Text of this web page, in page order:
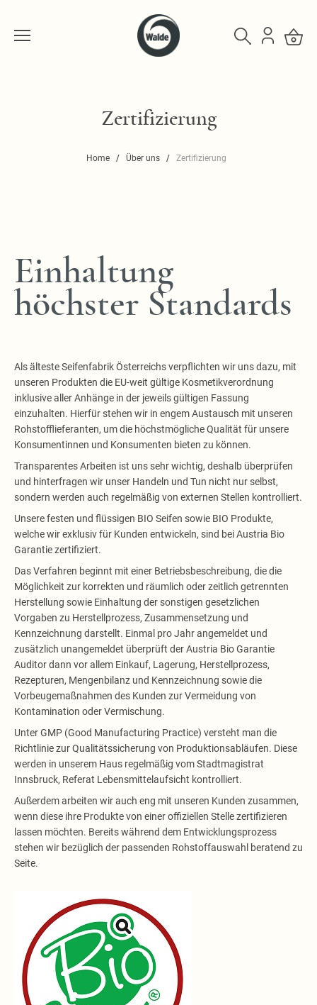
Zertifizierung
Home Über uns Zertifizierung
Einhaltung
höchster Standards
Als älteste Seifenfabrik Österreichs verpflichten wir uns dazu, mit
unseren Produkten die EU-weit gültige Kosmetikverordnung
inklusive aller Anhänge in der jeweils gültigen Fassung
einzuhalten. Hierfür stehen wir in engem Austausch mit unseren
Rohstofflieferanten, um die höchstmögliche Qualität für unsere
Konsumentinnen und Konsumenten bieten zu können.
Transparentes Arbeiten ist uns sehr wichtig, deshalb überprüfen
und hinterfragen wir unser Handeln und Tun nicht nur selbst,
sondern werden auch regelmäßig von externen Stellen kontrolliert.
Unsere festen und flüssigen BIO Seifen sowie BIO Produkte,
welche wir exklusiv für Kunden entwickeln, sind bei Austria Bio
Garantie zertifiziert.
Das Verfahren beginnt mit einer Betriebsbeschreibung, die die
Möglichkeit zur korrekten und räumlich oder zeitlich getrennten
Herstellung sowie Einhaltung der sonstigen gesetzlichen
Vorgaben zu Herstellprozess, Zusammensetzung und
Kennzeichnung darstellt. Einmal pro Jahr angemeldet und
zusätzlich unangemeldet überprüft der Austria Bio Garantie
Auditor dann vor allem Einkauf, Lagerung, Herstellprozess,
Rezepturen, Mengenbilanz und Kennzeichnung sowie die
Vorbeugemaßnahmen des Kunden zur Vermeidung von
Kontamination oder Vermischung.
Unter GMP (Good Manufacturing Practice) versteht man die
Richtlinie zur Qualitätssicherung von Produktionsabläufen. Diese
werden in unserem Haus regelmäßig vom Stadtmagistrat
Innsbruck, Referat Lebensmittelaufsicht kontrolliert.
Außerdem arbeiten wir auch eng mit unseren Kunden zusammen,
wenn diese ihre Produkte von einer offiziellen Stelle zertifizieren
lassen möchten. Bereits während dem Entwicklungsprozess
stehen wir bezüglich der passenden Rohstoffauswahl beratend zu
Seite.